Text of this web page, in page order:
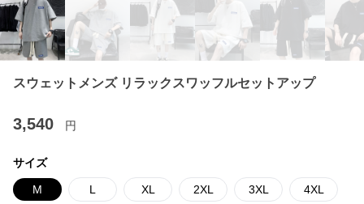
スウェットメンズ リラックスワッフルセットアップ
3,540 円
サイズ
M L XL 2XL 3XL 4XL